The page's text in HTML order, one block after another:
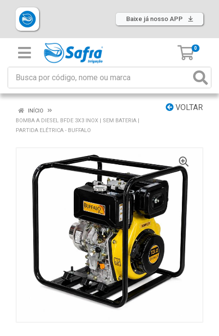
Baixe já nosso APP
0
VOLTAR
INÍCIO
BOMBA A DIESEL BFDE 3X3 INOX | SEM BATERIA |
PARTIDA ELÉTRICA - BUFFALO